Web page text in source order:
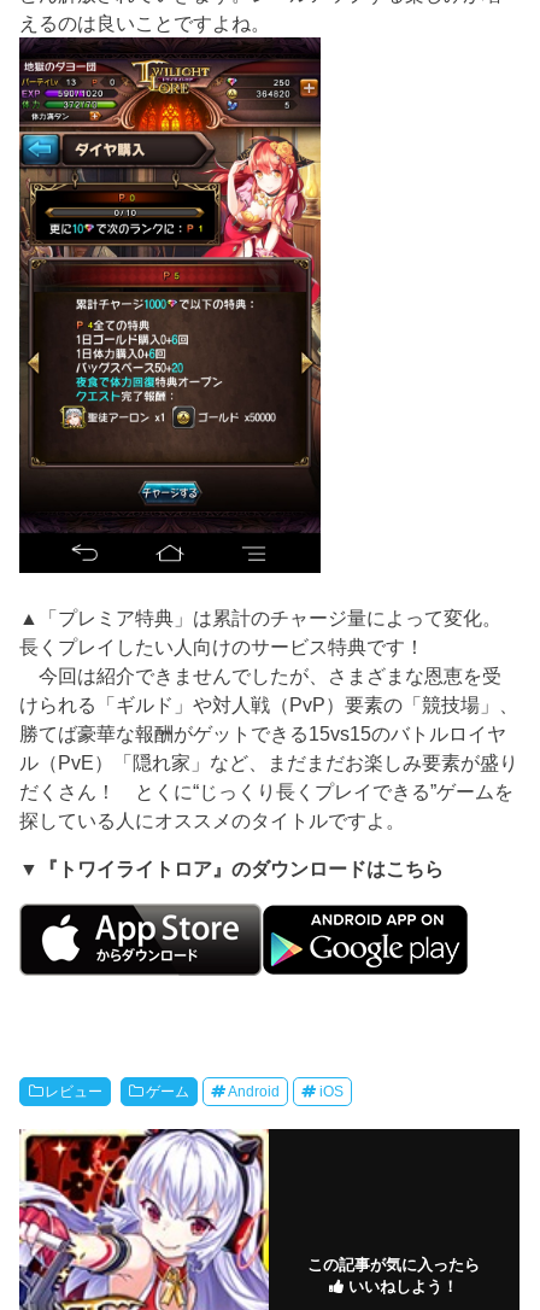
えるのは良いことですよね。
▲「プレミア特典」は累計のチャージ量によって変化。
長くプレイしたい人向けのサービス特典です！
今回は紹介できませんでしたが、さまざまな恩恵を受
けられる「ギルド」や対人戦（PvP）要素の「競技場」、
勝てば豪華な報酬がゲットできる15vs15のバトルロイヤ
ル（PvE）「隠れ家」など、まだまだお楽しみ要素が盛り
だくさん！ とくに“じっくり長くプレイできる”ゲームを
探している人にオススメのタイトルですよ。
▼『トワイライトロア』のダウンロードはこちら
レビュー ゲーム Android iOS
この記事が気に入ったら
いいねしよう！